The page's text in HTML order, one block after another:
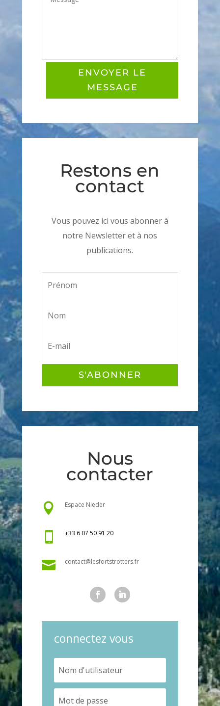
ENVOYER LE
MESSAGE
Restons en
contact
Vous pouvez ici vous abonner à
notre Newsletter et à nos
publications.
S'ABONNER
Nous
contacter
 Espace Nieder
 +33 6 07 50 91 20
 contact@lesfortstrotters.fr
connectez vous